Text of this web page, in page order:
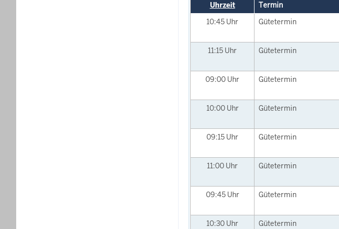
Uhrzeit Termin
10:45 Uhr Gütetermin
11:15 Uhr Gütetermin
09:00 Uhr Gütetermin
10:00 Uhr Gütetermin
09:15 Uhr Gütetermin
11:00 Uhr Gütetermin
09:45 Uhr Gütetermin
10:30 Uhr Gütetermin